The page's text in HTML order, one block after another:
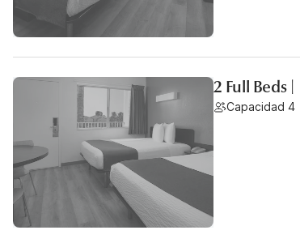
2 Full Beds |
Capacidad 4